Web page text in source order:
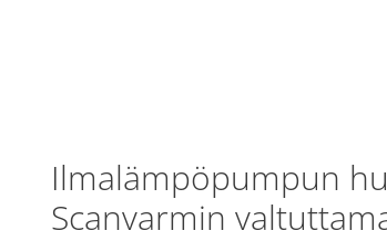
Ilmalämpöpumpun
Scanvarmin